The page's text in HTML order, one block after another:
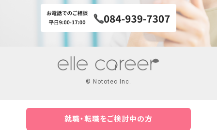
就職・転職をご検討中の方
© Nototec Inc.